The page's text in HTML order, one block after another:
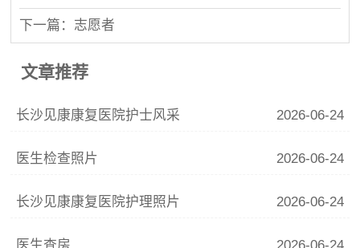
下一篇：志愿者
文章推荐
长沙见康康复医院护士风采 2026-06-24
医生检查照片 2026-06-24
长沙见康康复医院护理照片 2026-06-24